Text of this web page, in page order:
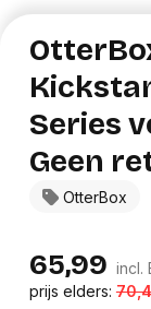
OtterBox
Series
Geen
65,99 incl.
prijs elders: